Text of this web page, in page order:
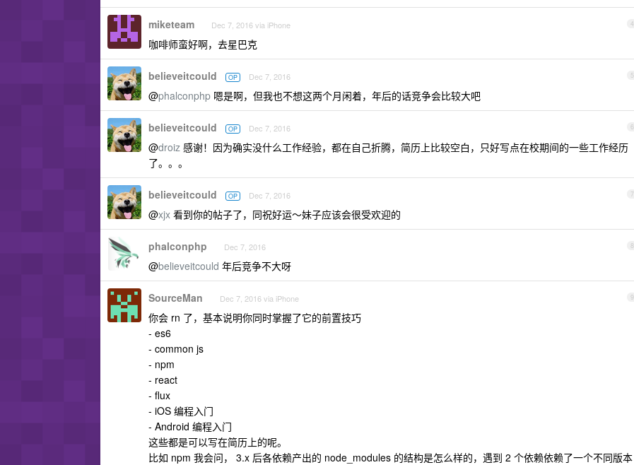
4
miketeam Dec 7, 2016 via iPhone
咖啡师蛮好啊，去星巴克
5
believeitcould OP Dec 7, 2016
@phalconphp 嗯是啊，但我也不想这两个月闲着，年后的话竞争会比较大吧
6
believeitcould OP Dec 7, 2016
@droiz 感谢！因为确实没什么工作经验，都在自己折腾，简历上比较空白，只好写点在校期间的一些工作经历
了。。。
7
believeitcould OP Dec 7, 2016
@xjx 看到你的帖子了，同祝好运～妹子应该会很受欢迎的
8
phalconphp Dec 7, 2016
@believeitcould 年后竞争不大呀
9
SourceMan Dec 7, 2016 via iPhone
你会 rn 了，基本说明你同时掌握了它的前置技巧
- es6
- common js
- npm
- react
- flux
- iOS 编程入门
- Android 编程入门
这些都是可以写在简历上的呢。
比如 npm 我会问， 3.x 后各依赖产出的 node_modules 的结构是怎么样的，遇到 2 个依赖依赖了一个不同版本